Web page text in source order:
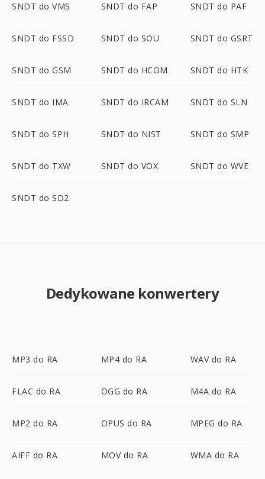
SNDT do VMS SNDT do FAP SNDT do PAF
SNDT do FSSD SNDT do SOU SNDT do GSRT
SNDT do GSM SNDT do HCOM SNDT do HTK
SNDT do IMA SNDT do IRCAM SNDT do SLN
SNDT do SPH SNDT do NIST SNDT do SMP
SNDT do TXW SNDT do VOX SNDT do WVE
SNDT do SD2
Dedykowane konwertery
MP3 do RA MP4 do RA WAV do RA
FLAC do RA OGG do RA M4A do RA
MP2 do RA OPUS do RA MPEG do RA
AIFF do RA MOV do RA WMA do RA